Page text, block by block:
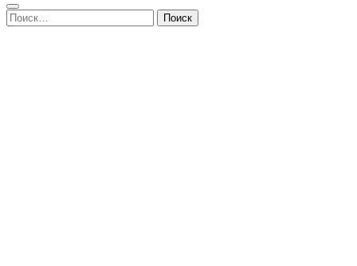
Найти: